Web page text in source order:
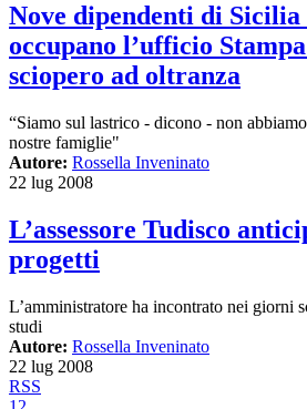
Nove dipendenti di Sicilia
occupano l’ufficio
sciopero ad oltranza
“Siamo sul lastrico - dicono - non
nostre famiglie"
Autore: Rossella Inveninato
22 lug 2008
L’assessore Tudisco
progetti
L’amministratore ha incontrato nei giorni
studi
Autore: Rossella Inveninato
22 lug 2008
RSS